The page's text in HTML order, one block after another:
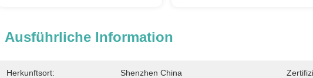
Ausführliche Information
Herkunftsort: Shenzhen China